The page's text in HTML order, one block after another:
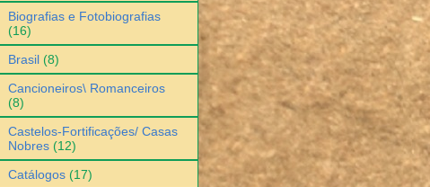
Biografias e Fotobiografias
(16)
Brasil (8)
Cancioneiros\ Romanceiros
(8)
Castelos-Fortificações/ Casas
Nobres (12)
Catálogos (17)